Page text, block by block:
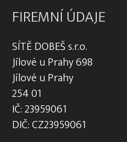
FIREMNÍ ÚDAJE
SÍTĚ DOBEŠ s.r.o.
Jílové u Prahy 698
Jílové u Prahy
254 01
IČ: 23959061
DIČ: CZ23959061